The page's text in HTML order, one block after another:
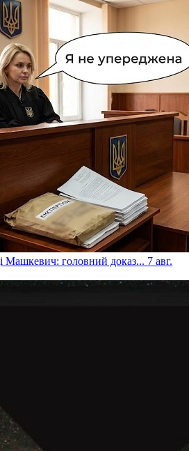
Машкевич: головний доказ... 7 авг.